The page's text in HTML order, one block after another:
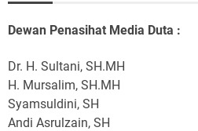
Dewan Penasihat Media Duta :
Dr. H. Sultani, SH.MH
H. Mursalim, SH.MH
Syamsuldini, SH
Andi Asrulzain, SH